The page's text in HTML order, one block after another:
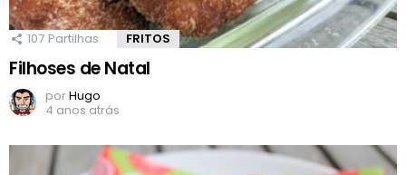
107 Partilhas FRITOS
Filhoses de Natal
porHugo
4 anos atrás